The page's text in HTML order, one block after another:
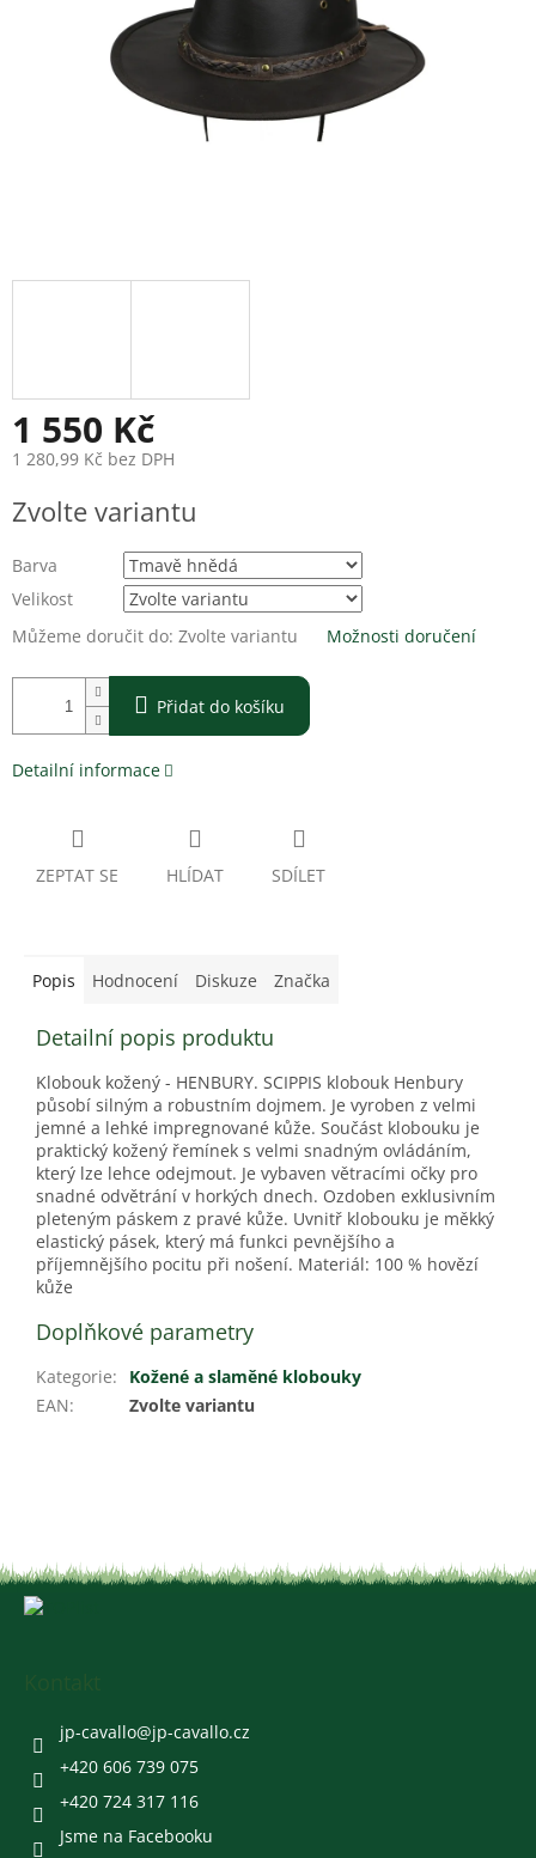
1 550 Kč
1 280,99 Kč bez DPH
cena:
Zvolte variantu
Barva
Velikost
Můžeme doručit do: Zvolte variantu Možnosti doručení
Přidat do košíku
Detailní informace
ZEPTAT SE HLÍDAT SDÍLET
Popis Hodnocení Diskuze Značka
Detailní popis produktu
Klobouk kožený - HENBURY. SCIPPIS klobouk Henbury
působí silným a robustním dojmem. Je vyroben z velmi
jemné a lehké impregnované kůže. Součást klobouku je
praktický kožený řemínek s velmi snadným ovládáním,
který lze lehce odejmout. Je vybaven větracími očky pro
snadné odvětrání v horkých dnech. Ozdoben exklusivním
pleteným páskem z pravé kůže. Uvnitř klobouku je měkký
elastický pásek, který má funkci pevnějšího a
příjemnějšího pocitu při nošení. Materiál: 100 % hovězí
kůže
Doplňkové parametry
Kategorie:
Kožené a slaměné klobouky
EAN: Zvolte variantu
jp-cavallo@jp-cavallo.cz
+420 606 739 075
+420 724 317 116
Jsme na Facebooku